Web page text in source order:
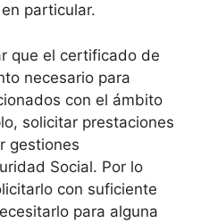
particular.
que el certificado de
necesario para
con el ámbito
solicitar prestaciones
gestiones
Social. Por lo
con suficiente
para alguna